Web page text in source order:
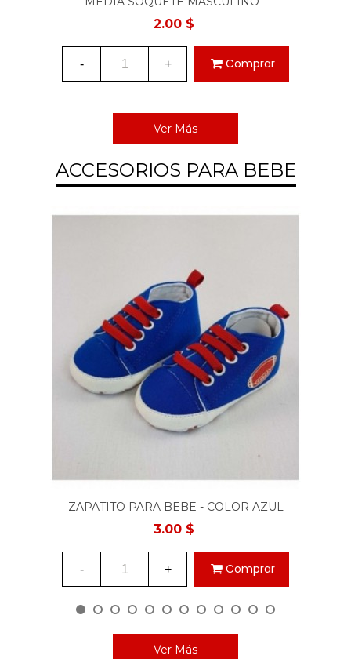
2.00 $
- + Comprar
Ver Más
ACCESORIOS PARA BEBE
ZAPATITO PARA BEBE - COLOR AZUL
3.00 $
- + Comprar
Ver Más